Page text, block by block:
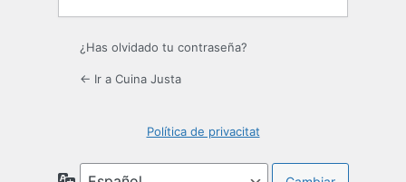
¿Has olvidado tu contraseña?
← Ir a Cuina Justa
Política de privacitat